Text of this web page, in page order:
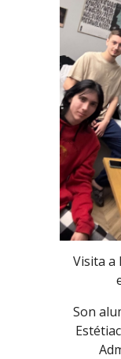
Visita a
Son